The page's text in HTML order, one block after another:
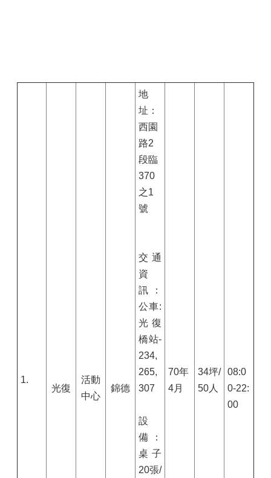
1.
光復
活動
中心
錦德
地
址：
西園
路2
段臨
370
之1
號
交通
資
訊：
公車:
光復
橋站-
234,
265,
307
設
備：
桌子
20張/
70年
4月
34坪/
50人
08:0
0-22:
00